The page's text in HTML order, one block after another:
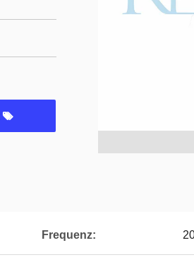
Frequenz: